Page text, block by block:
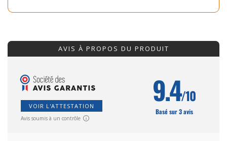
AVIS À PROPOS DU PRODUIT
VOIR L'ATTESTATION
Avis soumis à un contrôle
9.4/10
Basé sur 3 avis